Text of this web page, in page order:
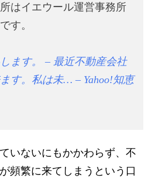
はイエウール運営事務所
す。
ます。 – 最近不動産会社
す。私は未… – Yahoo!知恵
いないにもかかわらず、不
頻繁に来てしまうという口